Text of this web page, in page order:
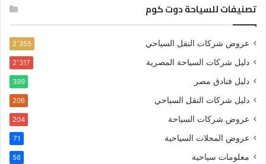
تصنيفات للسياحة دوت كوم
عروض شركات النقل السياحي 2٬355
دليل شركات السياحة المصرية 2٬317
دليل فنادق مصر 399
دليل شركات النقل السياحي 206
عروض شركات السياحة 204
عروض المحلات السياحية 71
معلومات سياحية 56